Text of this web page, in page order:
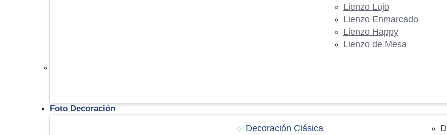
Lienzo Lujo
Lienzo Enmarcado
Lienzo Happy
Lienzo de Mesa
Foto Decoración
Decoración Clásica